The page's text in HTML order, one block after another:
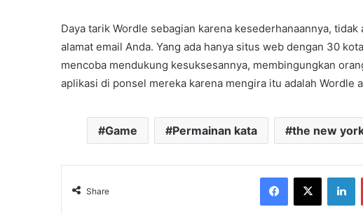
Daya tarik Wordle sebagian karena kesederhanaannya,
alamat email Anda. Yang ada hanya situs web dengan 30
mencoba mendukung kesuksesannya, membingungkan
aplikasi di ponsel mereka karena mengira itu adalah Wordle
Game Permainan kata the new
Share
Facebook
X